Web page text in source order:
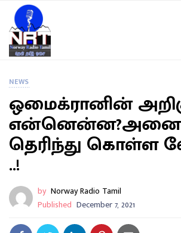
NEWS
ஒமைக்ரானின்
தெரிந்து கொள்ள
..!
by Norway Radio Tamil
Published December 7, 2021